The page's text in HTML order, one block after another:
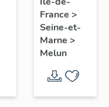
de
chandeliers
assortis
France >
Seine-et-
Marne >
Melun